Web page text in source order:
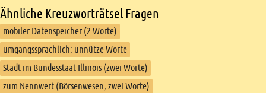
Ähnliche Kreuzworträtsel Fragen
mobiler Datenspeicher (2 Worte)
umgangssprachlich: unnütze Worte
Stadt im Bundesstaat Illinois (zwei Worte)
zum Nennwert (Börsenwesen, zwei Worte)